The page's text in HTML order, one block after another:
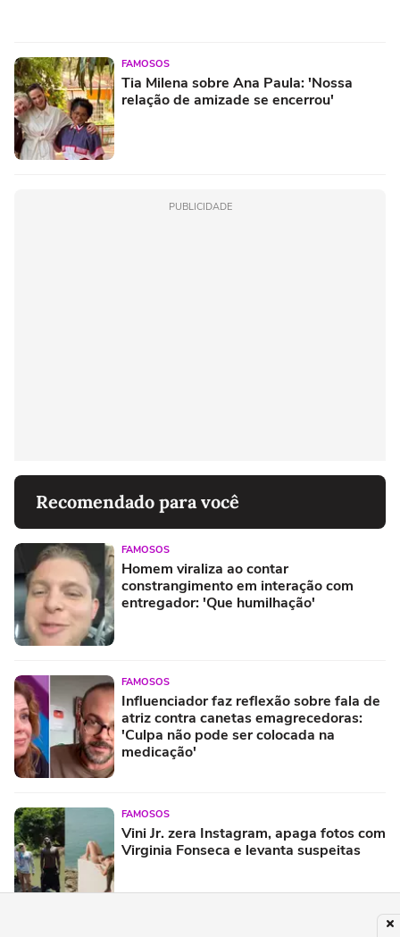
FAMOSOS
Tia Milena sobre Ana Paula: 'Nossa
relação de amizade se encerrou'
PUBLICIDADE
Recomendado para você
FAMOSOS
Homem viraliza ao contar
constrangimento em interação com
entregador: 'Que humilhação'
FAMOSOS
Influenciador faz reflexão sobre fala de
atriz contra canetas emagrecedoras:
'Culpa não pode ser colocada na
medicação'
FAMOSOS
Vini Jr. zera Instagram, apaga fotos com
Virginia Fonseca e levanta suspeitas